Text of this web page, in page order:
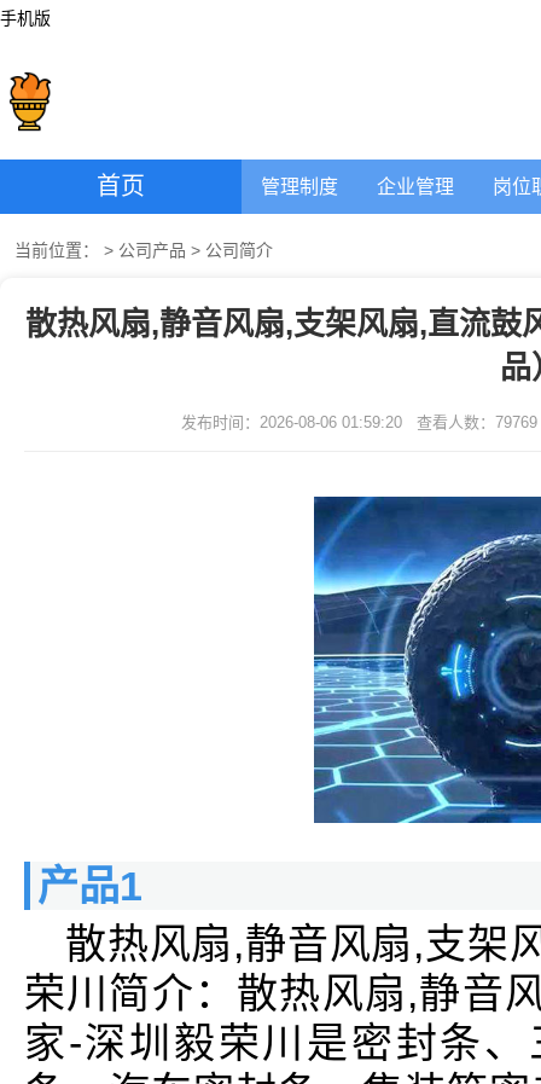
手机版
首页 管理制度 企业管理 岗位
当前位置： > 公司产品 > 公司简介
散热风扇,静音风扇,支架风扇,直流鼓
品
发布时间：2026-08-06 01:59:20 查看人数： 79769
产品1
散热风扇,静音风扇,支架
荣川简介：散热风扇,静音
家-深圳毅荣川是密封条